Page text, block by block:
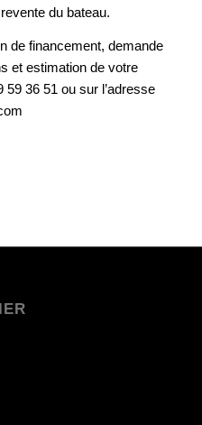
du bateau.
de financement, demande
et estimation de votre
36 51 ou sur l’adresse